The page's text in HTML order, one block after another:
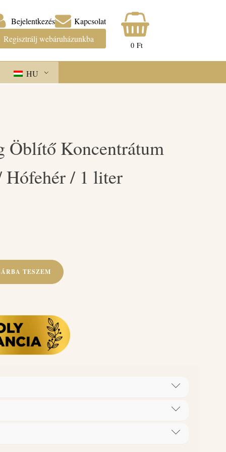
Bejelentkezés
Kapcsolat
Regisztrálj webáruházunkba
0 Ft
HU
Öblítő Koncentrátum
Hófehér / 1 liter
TESZEM
= 5 L Adagolás: Gépi mosásnál 4-5 kg ruhához 20 ml